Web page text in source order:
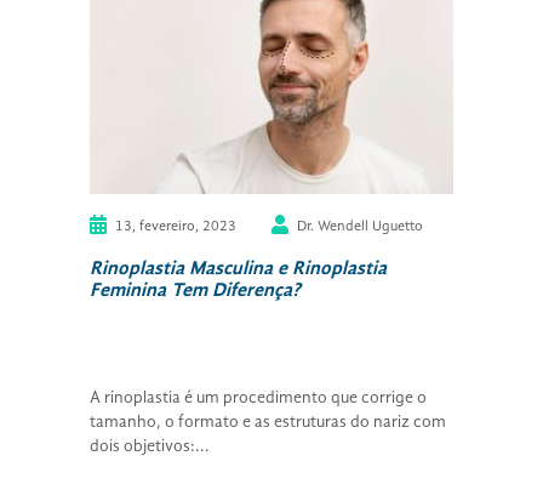
13, fevereiro, 2023 Dr. Wendell Uguetto
Rinoplastia Masculina e Rinoplastia
Feminina Tem Diferença?
A rinoplastia é um procedimento que corrige o
tamanho, o formato e as estruturas do nariz com
dois objetivos:...